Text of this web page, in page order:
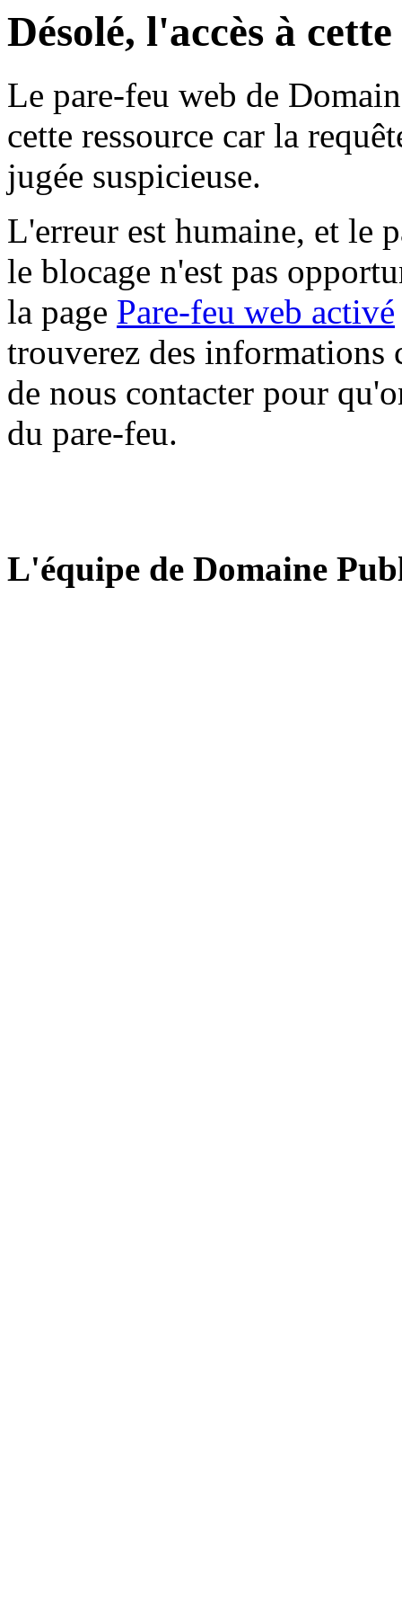
Désolé, l'accès à
Le pare-feu web de
cette ressource car la
jugée suspicieuse.
L'erreur est humaine, et le
le blocage n'est pas
la page Pare-feu web activé
trouverez des informations
de nous contacter pour
du pare-feu.
L'équipe de Domaine